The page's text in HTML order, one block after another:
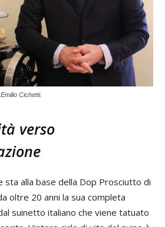
Cichetti.
verso
sta alla base della Dop Prosciutto di
oltre 20 anni la sua completa
suinetto italiano che viene tatuato